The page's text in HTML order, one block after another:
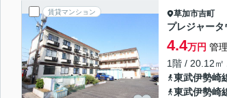
賃貸マンション 草加市吉町
プレジャータ
4.4万円 管
1階 / 20.12
東武伊勢崎
東武伊勢崎